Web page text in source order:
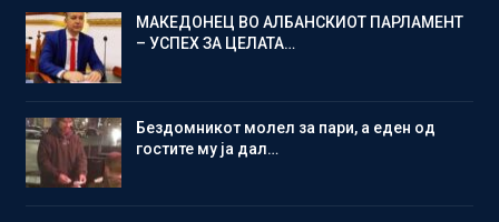
МАКЕДОНЕЦ ВО АЛБАНСКИОТ ПАРЛАМЕНТ
– УСПЕХ ЗА ЦЕЛАТА…
Бездомникот молел за пари, а еден од
гостите му ја дал…